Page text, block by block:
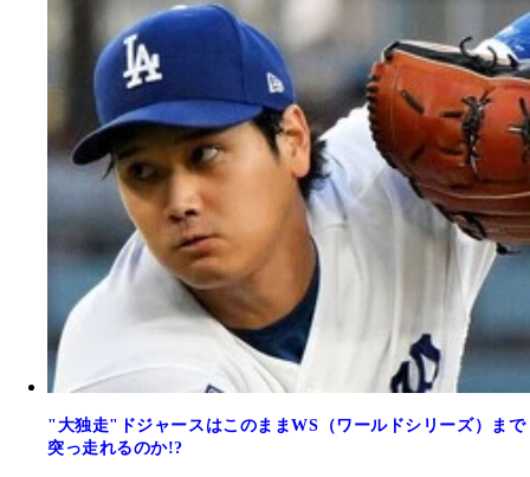
"大独走"ドジャースはこのままWS（ワールドシリーズ）まで
突っ走れるのか!?